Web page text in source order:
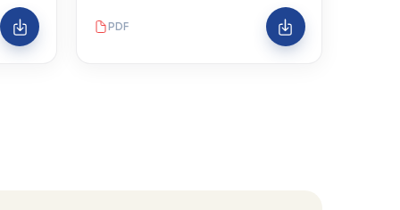
PDF